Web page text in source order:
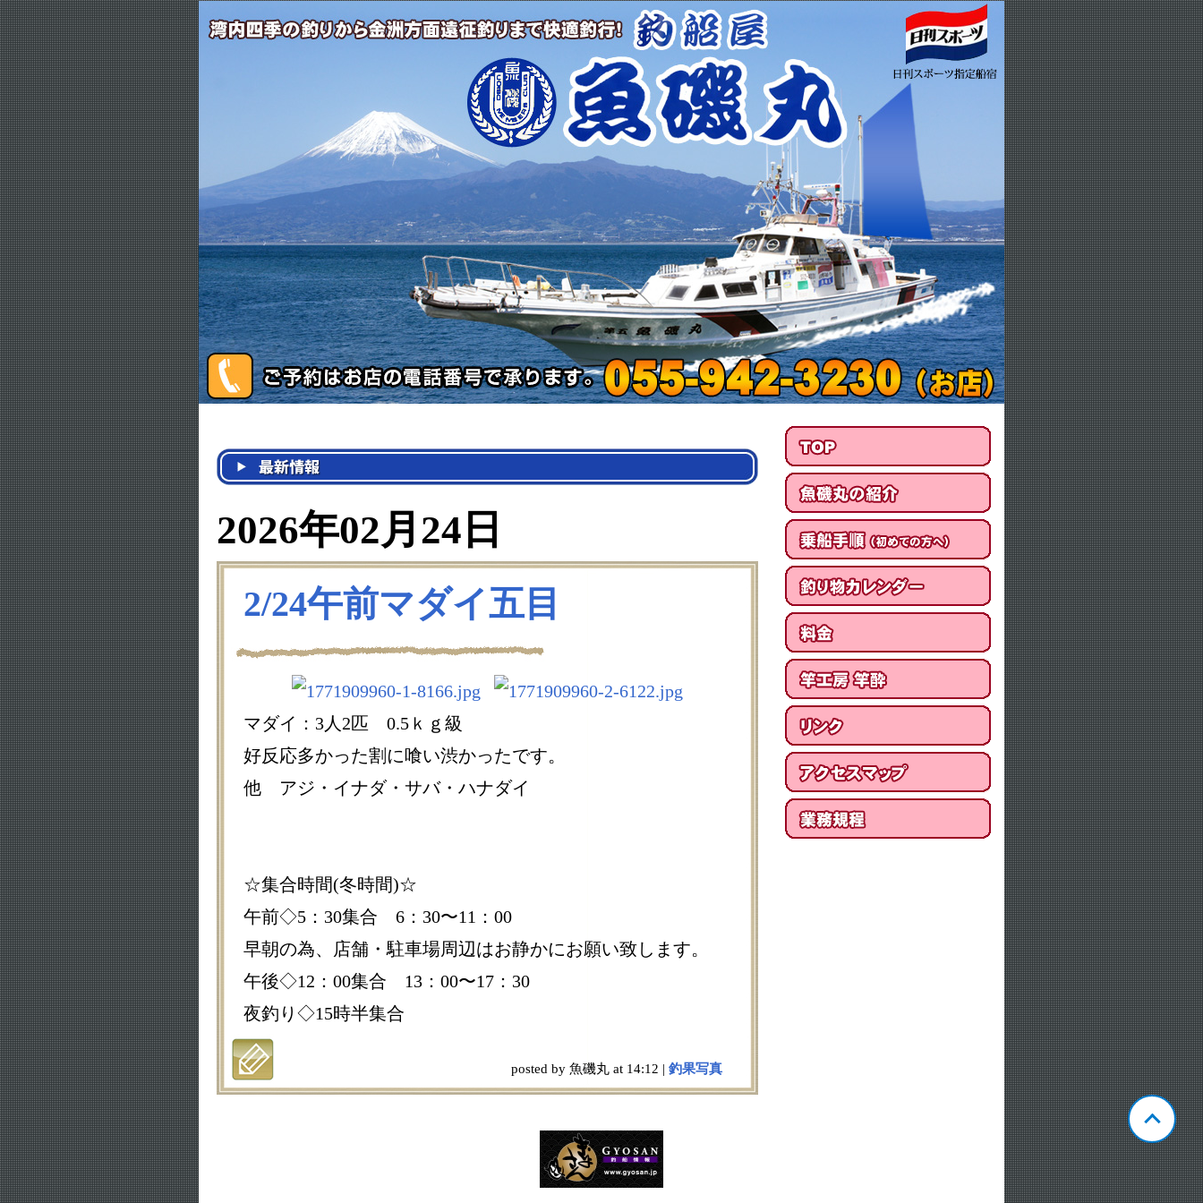
2026年02月24日
2/24午前マダイ五目
マダイ：3人2匹 0.5ｋｇ級
好反応多かった割に喰い渋かったです。
他 アジ・イナダ・サバ・ハナダイ
☆集合時間(冬時間)☆
午前◇5：30集合 6：30〜11：00
早朝の為、店舗・駐車場周辺はお静かにお願い致します。
午後◇12：00集合 13：00〜17：30
夜釣り◇15時半集合
posted by 魚磯丸 at 14:12 | 釣果写真